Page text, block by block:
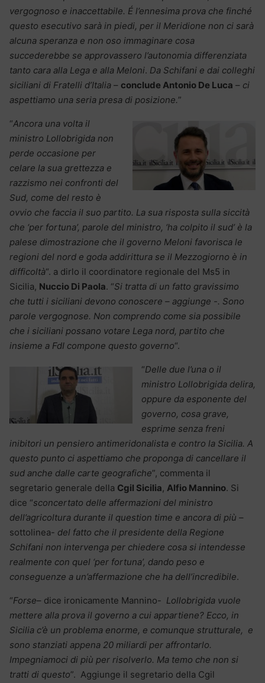
vergognoso e inaccettabile. É l’ennesima prova che finché
questo esecutivo sarà in piedi, per il Meridione non ci sarà
alcuna speranza e non oso immaginare cosa
succederebbe se approvassero l’autonomia differenziata
tanto cara alla Lega e alla Meloni. Da Schifani e dai colleghi
siciliani di Fratelli d’Italia – conclude Antonio De Luca – ci
aspettiamo una seria presa di posizione.”
“Ancora una volta il
ministro Lollobrigida non
perde occasione per
celare la sua grettezza e
razzismo nei confronti del
Sud, come del resto è
ovvio che faccia il suo partito. La sua risposta sulla siccità
che ‘per fortuna’, parole del ministro, ‘ha colpito il sud’ è la
palese dimostrazione che il governo Meloni favorisca le
regioni del nord e goda addirittura se il Mezzogiorno è in
difficoltà“. a dirlo il coordinatore regionale del Ms5 in
Sicilia, Nuccio Di Paola. “Si tratta di un fatto gravissimo
che tutti i siciliani devono conoscere – aggiunge -. Sono
parole vergognose. Non comprendo come sia possibile
che i siciliani possano votare Lega nord, partito che
insieme a FdI compone questo governo“.
“Delle due l’una o il
ministro Lollobrigida delira,
oppure da esponente del
governo, cosa grave,
esprime senza freni
inibitori un pensiero antimeridonalista e contro la Sicilia. A
questo punto ci aspettiamo che proponga di cancellare il
sud anche dalle carte geografiche”, commenta il
segretario generale della Cgil Sicilia, Alfio Mannino. Si
dice “sconcertato delle affermazioni del ministro
dell’agricoltura durante il question time e ancora di più –
sottolinea- del fatto che il presidente della Regione
Schifani non intervenga per chiedere cosa si intendesse
realmente con quel ‘per fortuna’, dando peso e
conseguenze a un’affermazione che ha dell’incredibile.
“Forse– dice ironicamente Mannino- Lollobrigida vuole
mettere alla prova il governo a cui appartiene? Ecco, in
Sicilia c’è un problema enorme, e comunque strutturale, e
sono stanziati appena 20 miliardi per affrontarlo.
Impegniamoci di più per risolverlo. Ma temo che non si
tratti di questo”. Aggiunge il segretario della Cgil